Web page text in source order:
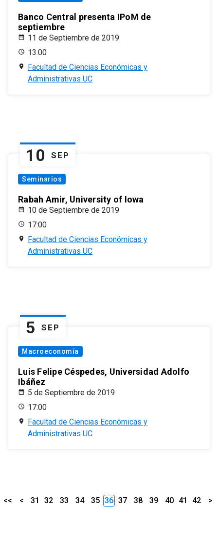
Banco Central presenta IPoM de
septiembre
11 de Septiembre de 2019
13:00
Facultad de Ciencias Económicas y
Administrativas UC
10 SEP
Seminarios
Rabah Amir, University of Iowa
10 de Septiembre de 2019
17:00
Facultad de Ciencias Económicas y
Administrativas UC
5 SEP
Macroeconomía
Luis Felipe Céspedes, Universidad Adolfo
Ibáñez
5 de Septiembre de 2019
17:00
Facultad de Ciencias Económicas y
Administrativas UC
<< < 31 32 33 34 35 36 37 38 39 40 41 42 >